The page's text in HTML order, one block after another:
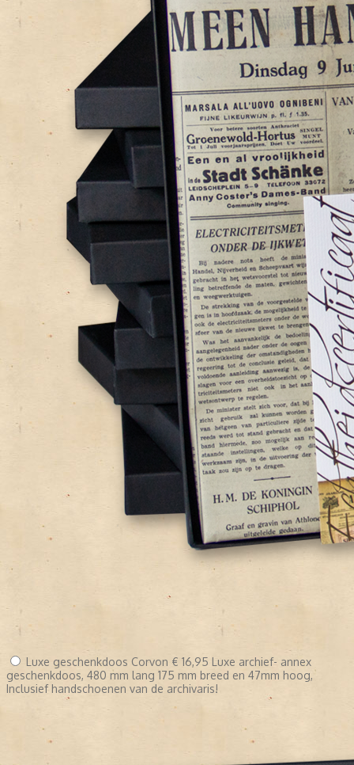
Luxe geschenkdoos Corvon € 16,95 Luxe archief- annex
geschenkdoos, 480 mm lang 175 mm breed en 47mm hoog,
Inclusief handschoenen van de archivaris!